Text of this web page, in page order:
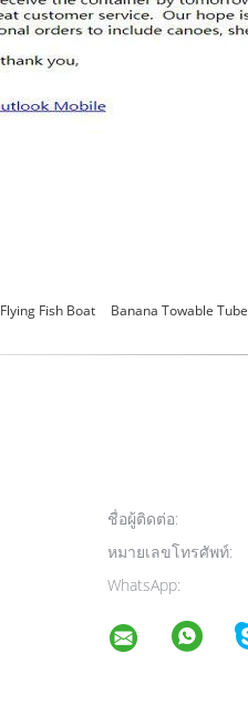
Flying Fish Boat Banana Towable Tube
ชื่อผู้ติดต่อ:
หมายเลขโทรศัพท์:
WhatsApp: